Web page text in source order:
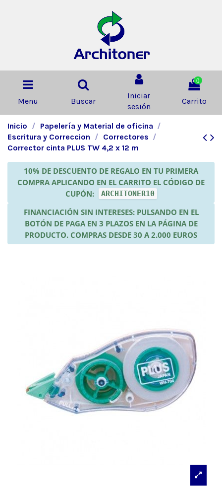
Menu Buscar
Iniciar
sesión
0
Carrito
Inicio
Papelería y Material de oficina
Escritura y Correccion
Correctores
Corrector cinta PLUS TW 4,2 x 12 m
10% DE DESCUENTO DE REGALO EN TU PRIMERA
COMPRA APLICANDO EN EL CARRITO EL CÓDIGO DE
CUPÓN:
ARCHITONER10
FINANCIACIÓN SIN INTERESES: PULSANDO EN EL
BOTÓN DE PAGA EN 3 PLAZOS EN LA PÁGINA DE
PRODUCTO. COMPRAS DESDE 30 A 2.000 EUROS